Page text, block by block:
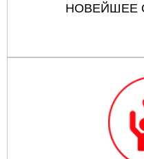
НОВЕЙШЕЕ